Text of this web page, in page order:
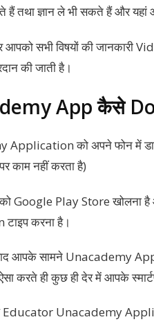
हैं तथा ज्ञान ले भी सकते हैं और यहां
सभी विषयों की जानकारी
की जाती है।
App कैसे
को अपने फोन में
काम नहीं करता है)
Google Play Store खोलना
करना है।
आपके सामने Unacademy
ऐसा करते ही कुछ ही देर में आपके
Unacademy